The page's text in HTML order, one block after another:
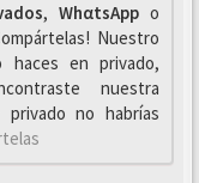
, WhαtsAppo
Nuestro
haces en privado,
nuestra
no habrías